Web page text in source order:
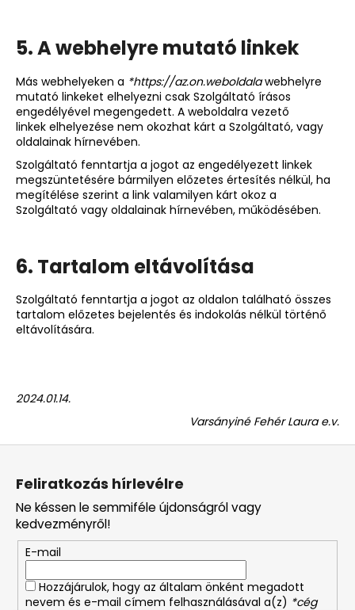
5. Awebhelyre mutató linkek
Más webhelyeken a *https://az.on.weboldalawebhelyre
mutató linkeket elhelyezni csak Szolgáltató írásos
engedélyével megengedett. A weboldalra vezető
linkek elhelyezése nem okozhat kárt a Szolgáltató, vagy
oldalainak hírnevében.
Szolgáltató fenntartja a jogot az engedélyezett linkek
megszüntetésére bármilyen előzetes értesítés nélkül, ha
megítélése szerint a link valamilyen kárt okoz a
Szolgáltató vagy oldalainak hírnevében, működésében.
6. Tartalom eltávolítása
Szolgáltató fenntartja a jogot az oldalon található összes
tartalom előzetes bejelentés és indokolás nélkül történő
eltávolítására.
2024.01.14.
Varsányiné Fehér Laura e.v.
Feliratkozás hírlevélre
Ne késsen le semmiféle újdonságról vagy
kedvezményről!
E-mail
Hozzájárulok, hogy az általam önként megadott
nevem és e-mail címem felhasználásával a(z) *cég